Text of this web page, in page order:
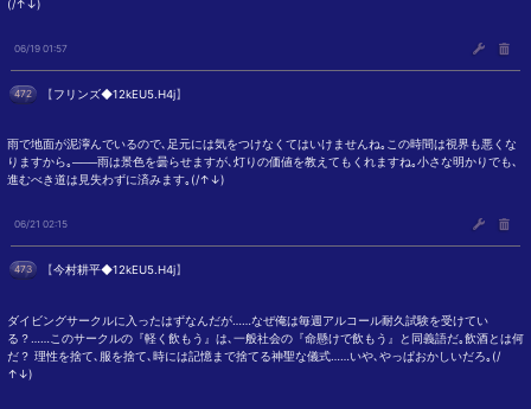
(/↑↓)
06/19 01:57
472 【フリンズ◆12kEU5.H4j】
雨で地面が泥濘んでいるので､足元には気をつけなくてはいけませんね｡この時間は視界も悪くな
りますから｡───雨は景色を曇らせますが､灯りの価値を教えてもくれますね｡小さな明かりでも､
進むべき道は見失わずに済みます｡(/↑↓)
06/21 02:15
473 【今村耕平◆12kEU5.H4j】
ダイビングサークルに入ったはずなんだが……なぜ俺は毎週アルコール耐久試験を受けてい
る？……このサークルの『軽く飲もう』は､一般社会の『命懸けで飲もう』と同義語だ｡飲酒とは何
だ？ 理性を捨て､服を捨て､時には記憶まで捨てる神聖な儀式……いや､やっぱおかしいだろ｡(/
↑↓)